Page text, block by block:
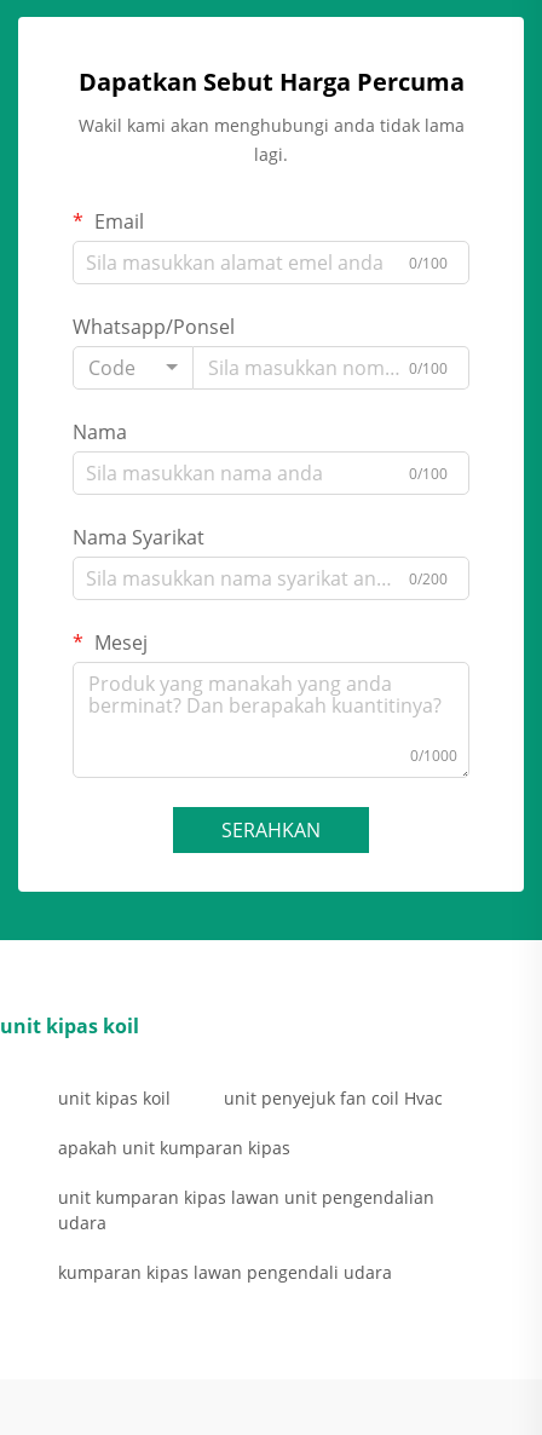
Dapatkan Sebut Harga Percuma
Wakil kami akan menghubungi anda tidak lama
lagi.
Email
0/100
Whatsapp/Ponsel
Code
0/100
Nama
0/100
Nama Syarikat
0/200
Mesej
0/1000
SERAHKAN
unit kipas koil
unit kipas koil unit penyejuk fan coil Hvac
apakah unit kumparan kipas
unit kumparan kipas lawan unit pengendalian
udara
kumparan kipas lawan pengendali udara